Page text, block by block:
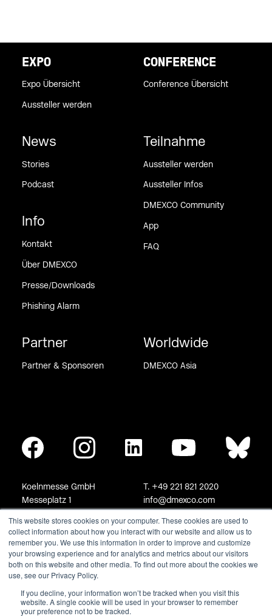
This website stores cookies on your computer. These cookies are used to
collect information about how you interact with our website and allow us to
remember you. We use this information in order to improve and customize
your browsing experience and for analytics and metrics about our visitors
both on this website and other media. To find out more about the cookies we
use, see our Privacy Policy.
If you decline, your information won’t be tracked when you visit this
website. A single cookie will be used in your browser to remember
your preference not to be tracked.